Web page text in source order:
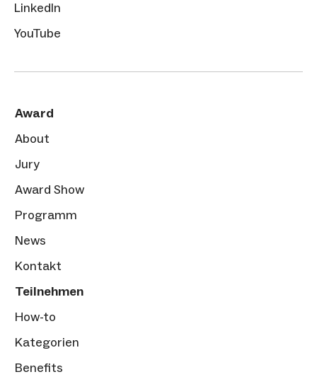
LinkedIn
YouTube
Award
About
Jury
Award Show
Programm
News
Kontakt
Teilnehmen
How-to
Kategorien
Benefits